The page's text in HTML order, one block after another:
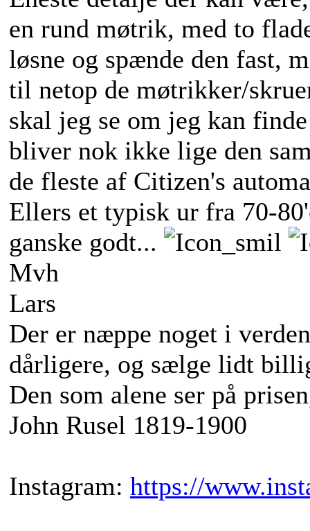
en rund møtrik, med to
løsne og spænde den fast,
til netop de møtrikker/
skal jeg se om jeg kan
bliver nok ikke lige den
de fleste af Citizen's
Ellers et typisk ur fra 70-
ganske godt...
Mvh
Lars
Der er næppe noget i
dårligere, og sælge lidt
Den som alene ser på
John Rusel 1819-1900
Instagram: https://